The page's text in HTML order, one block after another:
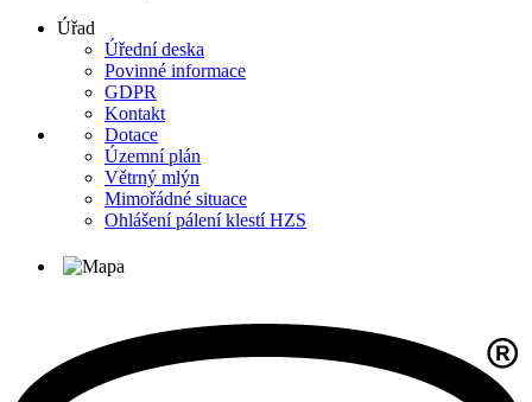
Úřad
Úřední deska
Povinné informace
GDPR
Kontakt
Dotace
Územní plán
Větrný mlýn
Mimořádné situace
Ohlášení pálení klestí HZS